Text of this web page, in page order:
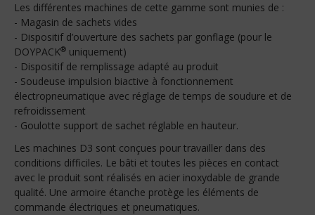
Les différentes machines de cette gamme sont munies de :
- Magasin de sachets vides
- Dispositif d’ouverture des sachets par gonflage (pour le
DOYPACK® uniquement)
- Dispositif de remplissage adapté au produit
- Soudeuse impulsion biactive à fonctionnement
électropneumatique avec réglage de temps de soudure et de
refroidissement
- Goulotte support de sachet réglable en hauteur.
Les machines D3 sont conçues pour travailler dans des
conditions difficiles. Le bâti et toutes les pièces en contact
avec le produit sont réalisés en acier inoxydable de grande
qualité. Une armoire étanche protège les éléments de
commande électriques et pneumatiques.